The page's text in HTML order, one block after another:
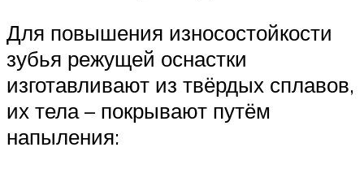
Для повышения износостойкости
зубья режущей оснастки
изготавливают из твёрдых сплавов,
их тела – покрывают путём
напыления: